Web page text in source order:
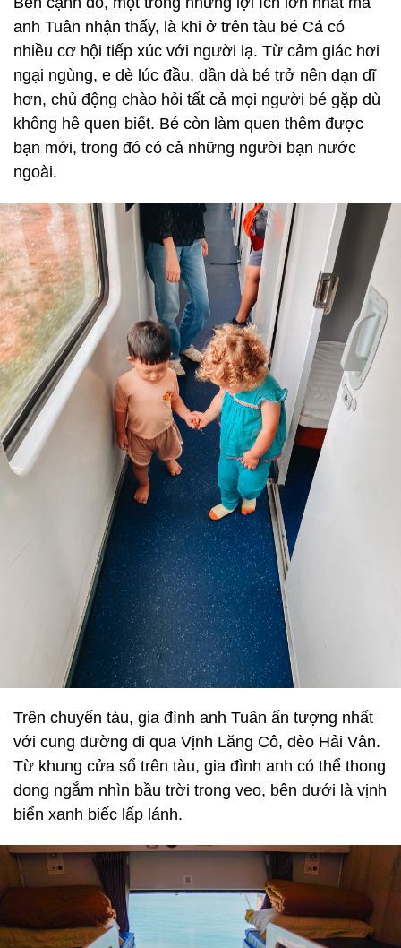
anh Tuân nhận thấy, là khi ở trên tàu bé Cá có
nhiều cơ hội tiếp xúc với người lạ. Từ cảm giác hơi
ngại ngùng, e dè lúc đầu, dần dà bé trở nên dạn dĩ
hơn, chủ động chào hỏi tất cả mọi người bé gặp dù
không hề quen biết. Bé còn làm quen thêm được
bạn mới, trong đó có cả những người bạn nước
ngoài.
Trên chuyến tàu, gia đình anh Tuân ấn tượng nhất
với cung đường đi qua Vịnh Lăng Cô, đèo Hải Vân.
Từ khung cửa sổ trên tàu, gia đình anh có thể thong
dong ngắm nhìn bầu trời trong veo, bên dưới là vịnh
biển xanh biếc lấp lánh.